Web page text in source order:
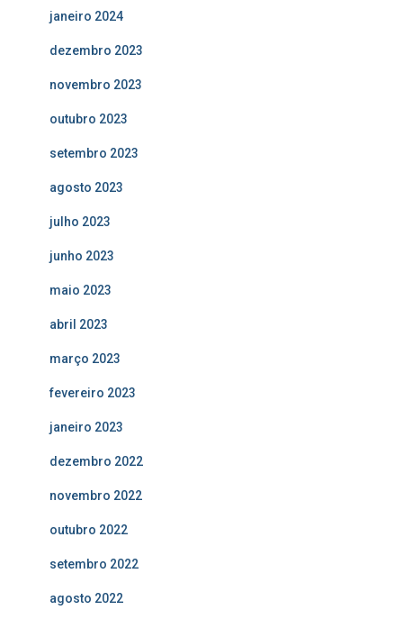
janeiro 2024
dezembro 2023
novembro 2023
outubro 2023
setembro 2023
agosto 2023
julho 2023
junho 2023
maio 2023
abril 2023
março 2023
fevereiro 2023
janeiro 2023
dezembro 2022
novembro 2022
outubro 2022
setembro 2022
agosto 2022